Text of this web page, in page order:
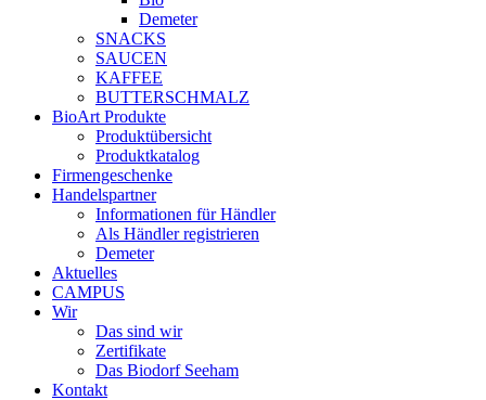
Demeter
SNACKS
SAUCEN
KAFFEE
BUTTERSCHMALZ
BioArt Produkte
Produktübersicht
Produktkatalog
Firmengeschenke
Handelspartner
Informationen für Händler
Als Händler registrieren
Demeter
Aktuelles
CAMPUS
Wir
Das sind wir
Zertifikate
Das Biodorf Seeham
Kontakt